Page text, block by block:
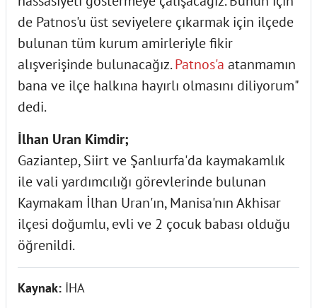
de Patnos'u üst seviyelere çıkarmak için ilçede
bulunan tüm kurum amirleriyle fikir
alışverişinde bulunacağız.Patnos'a atanmamın
bana ve ilçe halkına hayırlı olmasını diliyorum"
dedi.
İlhan Uran Kimdir;
Gaziantep, Siirt ve Şanlıurfa'da kaymakamlık
ile vali yardımcılığı görevlerinde bulunan
Kaymakam İlhan Uran'ın, Manisa'nın Akhisar
ilçesi doğumlu, evli ve 2 çocuk babası olduğu
öğrenildi.
Kaynak: İHA